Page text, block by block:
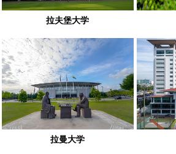
拉夫堡大学
拉曼大学